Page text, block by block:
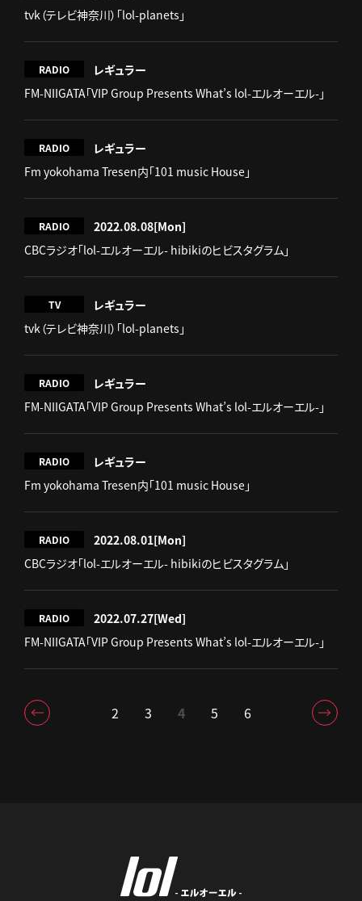
tvk（テレビ神奈川）「lol-planets」
RADIO
レギュラー
FM-NIIGATA「VIP Group Presents What’s lol-エルオーエル-」
RADIO
レギュラー
Fm yokohama Tresen内「101 music House」
RADIO 2022.08.08[Mon]
CBCラジオ「lol-エルオーエル- hibikiのヒビスタグラム」
TV
レギュラー
tvk（テレビ神奈川）「lol-planets」
RADIO
レギュラー
FM-NIIGATA「VIP Group Presents What’s lol-エルオーエル-」
RADIO
レギュラー
Fm yokohama Tresen内「101 music House」
RADIO 2022.08.01[Mon]
CBCラジオ「lol-エルオーエル- hibikiのヒビスタグラム」
RADIO 2022.07.27[Wed]
FM-NIIGATA「VIP Group Presents What’s lol-エルオーエル-」
2 3 4 5 6